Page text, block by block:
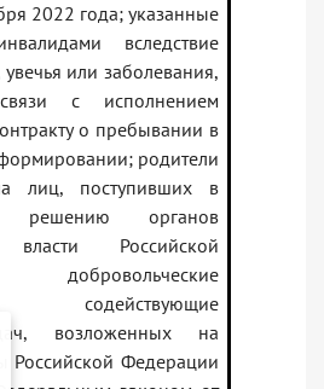
2022 года; указанные
вследствие
или заболевания,
с исполнением
о пребывании в
родители
лиц, поступивших в
решению органов
власти Российской
содействующие
возложенных на
Российской Федерации